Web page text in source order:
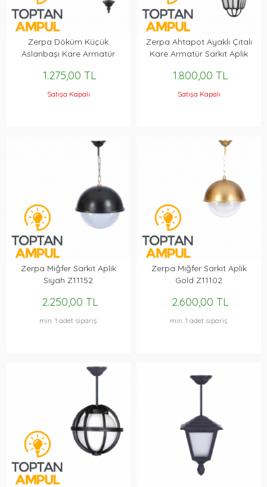
Zerpa Döküm Küçük
Aslanbaşı Kare Armatür
1.275,00 TL
Satışa Kapalı
Zerpa Ahtapot Ayaklı Çıtalı
Kare Armatür Sarkıt Aplik
1.800,00 TL
Satışa Kapalı
Zerpa Miğfer Sarkıt Aplik
Siyah Z11152
2.250,00 TL
min. 1 adet sipariş
Zerpa Miğfer Sarkıt Aplik
Gold Z11102
2.600,00 TL
min. 1 adet sipariş